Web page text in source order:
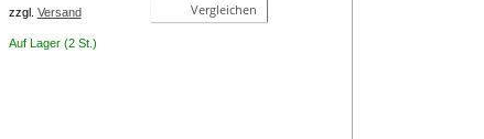
zzgl. Versand
Auf Lager (2 St.)
Vergleichen